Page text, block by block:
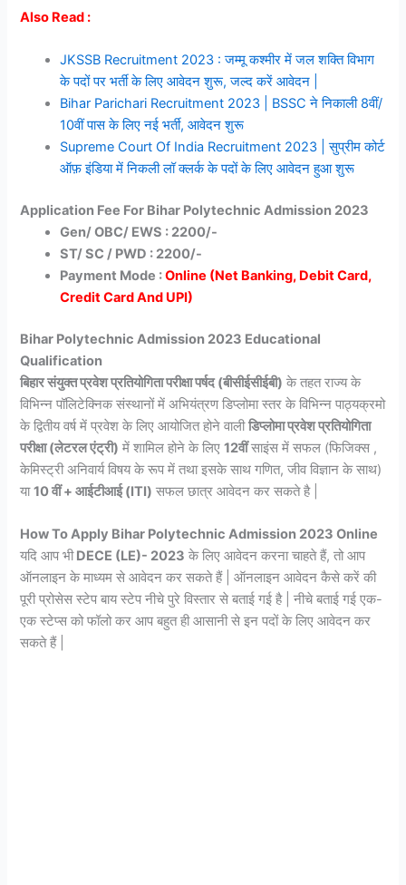
Also Read :
JKSSB Recruitment 2023 : जम्मू कश्मीर में जल शक्ति विभाग
के पदों पर भर्ती के लिए आवेदन शुरू, जल्द करें आवेदन |
Bihar Parichari Recruitment 2023 | BSSC ने निकाली 8वीं/
10वीं पास के लिए नई भर्ती, आवेदन शुरू
Supreme Court Of India Recruitment 2023 | सुप्रीम कोर्ट
ऑफ़ इंडिया में निकली लॉ क्लर्क के पदों के लिए आवेदन हुआ शुरू
Application Fee For Bihar Polytechnic Admission 2023
Gen/ OBC/ EWS : 2200/-
ST/ SC / PWD : 2200/-
Payment Mode :Online (Net Banking, Debit Card,
Credit Card And UPI)
Bihar Polytechnic Admission 2023 Educational
Qualification
बिहार संयुक्त प्रवेश प्रतियोगिता परीक्षा पर्षद (बीसीईसीईबी) के तहत राज्य के
विभिन्न पॉलिटेक्निक संस्थानों में अभियंत्रण डिप्लोमा स्तर के विभिन्न पाठ्यक्रमो
के द्वितीय वर्ष में प्रवेश के लिए आयोजित होने वालीडिप्लोमा प्रवेश प्रतियोगिता
परीक्षा (लेटरल एंट्री) में शामिल होने के लिए12वींसाइंस में सफल (फिजिक्स ,
केमिस्ट्री अनिवार्य विषय के रूप में तथा इसके साथ गणित, जीव विज्ञान के साथ)
या10 वीं + आईटीआई (ITI) सफल छात्र आवेदन कर सकते है |
How To Apply Bihar Polytechnic Admission 2023 Online
यदि आप भीDECE (LE)- 2023 के लिए आवेदन करना चाहते हैं, तो आप
ऑनलाइन के माध्यम से आवेदन कर सकते हैं | ऑनलाइन आवेदन कैसे करें की
पूरी प्रोसेस स्टेप बाय स्टेप नीचे पुरे विस्तार से बताई गई है | नीचे बताई गई एक-
एक स्टेप्स को फॉलो कर आप बहुत ही आसानी से इन पदों के लिए आवेदन कर
सकते हैं |